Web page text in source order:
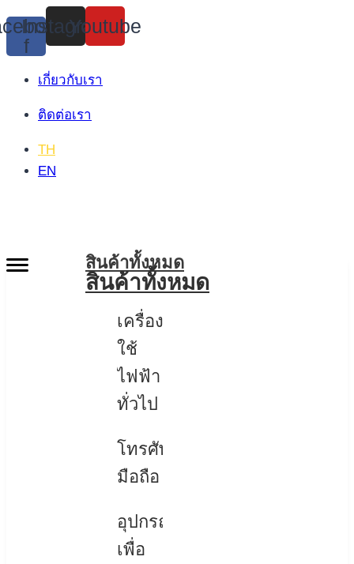
Skip
to
content
f
Instagram
Youtube
เกี่ยวกับเรา
ติดต่อเรา
TH
EN
สินค้าทั้งหมด
สินค้าทั้งหมด
เครื่อง
ใช้
ไฟฟ้า
ทั่วไป
โทรศัพท์
มือถือ
อุปกรณ์
เพื่อ